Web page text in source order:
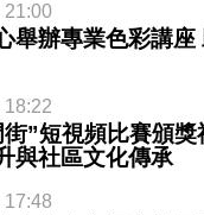
21:00
舉辦專業色彩講座
18:22
街”短視頻比賽頒
與社區文化傳承
17:48